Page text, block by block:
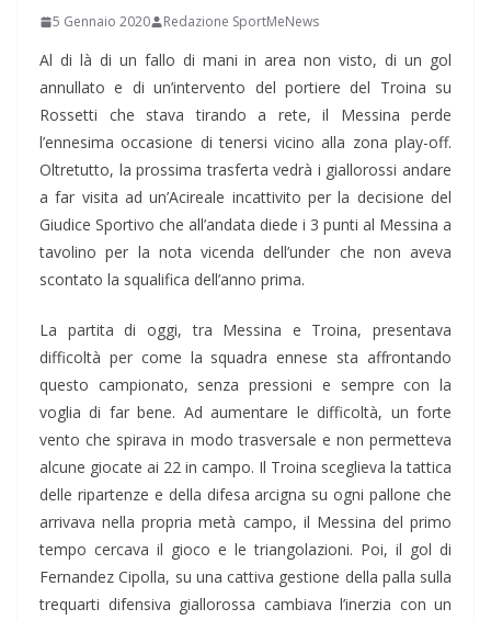
5 Gennaio 2020 Redazione SportMeNews
Al di là di un fallo di mani in area non visto, di un gol
annullato e di un’intervento del portiere del Troina su
Rossetti che stava tirando a rete, il Messina perde
l’ennesima occasione di tenersi vicino alla zona play-off.
Oltretutto, la prossima trasferta vedrà i giallorossi andare
a far visita ad un’Acireale incattivito per la decisione del
Giudice Sportivo che all’andata diede i 3 punti al Messina a
tavolino per la nota vicenda dell’under che non aveva
scontato la squalifica dell’anno prima.
La partita di oggi, tra Messina e Troina, presentava
difficoltà per come la squadra ennese sta affrontando
questo campionato, senza pressioni e sempre con la
voglia di far bene. Ad aumentare le difficoltà, un forte
vento che spirava in modo trasversale e non permetteva
alcune giocate ai 22 in campo. Il Troina sceglieva la tattica
delle ripartenze e della difesa arcigna su ogni pallone che
arrivava nella propria metà campo, il Messina del primo
tempo cercava il gioco e le triangolazioni. Poi, il gol di
Fernandez Cipolla, su una cattiva gestione della palla sulla
trequarti difensiva giallorossa cambiava l’inerzia con un